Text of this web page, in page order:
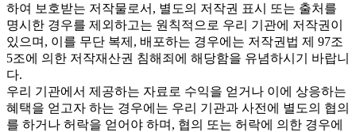
하여 보호받는 저작물로서, 별도의 저작권 표시 또는 출처를
명시한 경우를 제외하고는 원칙적으로 우리 기관에 저작권이
있으며, 이를 무단 복제, 배포하는 경우에는 저작권법 제 97조
5조에 의한 저작재산권 침해죄에 해당함을 유념하시기 바랍니
다.
우리 기관에서 제공하는 자료로 수익을 얻거나 이에 상응하는
혜택을 얻고자 하는 경우에는 우리 기관과 사전에 별도의 협의
를 하거나 허락을 얻어야 하며, 협의 또는 허락에 의한 경우에